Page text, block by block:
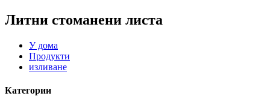
Литни стоманени листа
У дома
Продукти
изливане
Категории